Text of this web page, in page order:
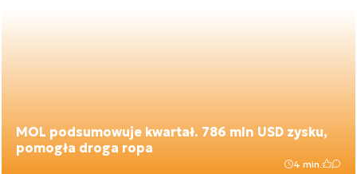
MOL podsumowuje kwartał. 786 mln USD zysku,
pomogła droga ropa
4 min.